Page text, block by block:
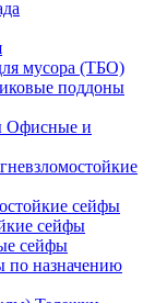
мусора (ТБО)
поддоны
Офисные и
сейфы
сейфы
сейфы
по назначению